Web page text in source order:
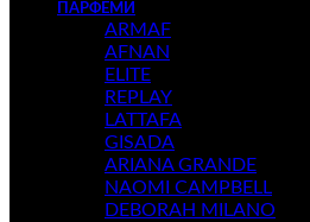
ПАРФЕМИ
ARMAF
AFNAN
ELITE
REPLAY
LATTAFA
GISADA
ARIANA GRANDE
NAOMI CAMPBELL
DEBORAH MILANO